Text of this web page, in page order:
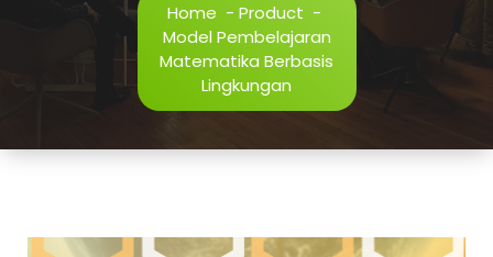
Home - Product -
Model Pembelajaran
Matematika Berbasis
Lingkungan